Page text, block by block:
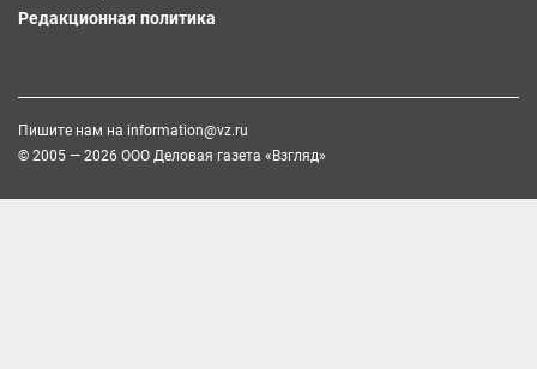
Редакционная политика
Пишите нам на information@vz.ru
© 2005 — 2026 ООО Деловая газета «Взгляд»